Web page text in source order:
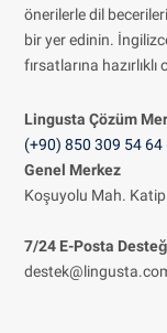
önerilerle dil
bir yer edinin.
fırsatlarına hazırlıklı
Lingusta Çözüm
(+90) 850 309 54 64
Genel Merkez
Koşuyolu Mah.
7/24 E-Posta